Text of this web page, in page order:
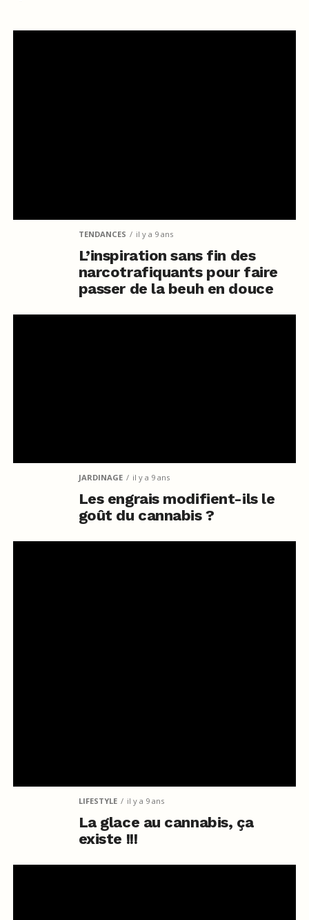
TENDANCES il y a 9 ans
L’inspiration sans fin des
narcotrafiquants pour faire
passer de la beuh en douce
JARDINAGE il y a 9 ans
Les engrais modifient-ils le
goût du cannabis ?
LIFESTYLE il y a 9 ans
La glace au cannabis, ça
existe !!!